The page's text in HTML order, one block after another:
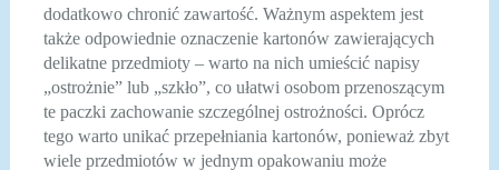
dodatkowo chronić zawartość. Ważnym aspektem jest
także odpowiednie oznaczenie kartonów zawierających
delikatne przedmioty – warto na nich umieścić napisy
„ostrożnie” lub „szkło”, co ułatwi osobom przenoszącym
te paczki zachowanie szczególnej ostrożności. Oprócz
tego warto unikać przepełniania kartonów, ponieważ zbyt
wiele przedmiotów w jednym opakowaniu może